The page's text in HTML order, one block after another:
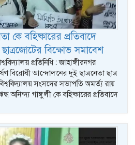
কে বহিষ্কারের প্রতিবাদে
ছাত্রজোটের বিক্ষোভ সমাবেশ
প্রতিনিধি : জাহাঙ্গীরনগর
বিরোধী আন্দোলনের দুই ছাত্রনেতা ছাত্র
সংসদের সভাপতি অমর্ত্য রায়
অনিন্দ্য গাঙ্গুলী কে বহিষ্কারের প্রতিবাদে